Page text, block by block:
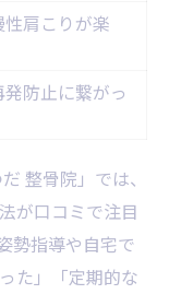
性肩こりが楽
発防止に繋がっ
整骨院」では、
が口コミで注目
勢指導や自宅で
た」「定期的な